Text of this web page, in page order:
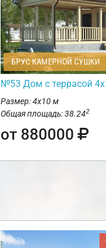
БРУС КАМЕРНОЙ СУШКИ
№53 Дом с террасой
Размер: 4х10 м
Общая площадь: 38.242
от 880000